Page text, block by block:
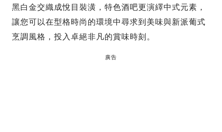
黑白金交織成悅目裝潢，特色酒吧更演繹中式元素，
讓您可以在型格時尚的環境中尋求到美味與新派葡式
烹調風格，投入卓絕非凡的賞味時刻。
廣告